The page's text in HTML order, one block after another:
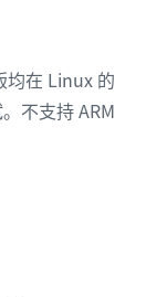
在 Linux 的
不支持 ARM